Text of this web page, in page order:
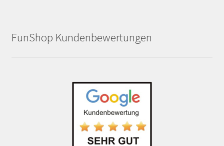
FunShop Kundenbewertungen